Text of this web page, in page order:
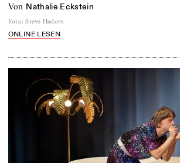
von Nathalie Eckstein
Foto: Steve Hadorn
ONLINE LESEN